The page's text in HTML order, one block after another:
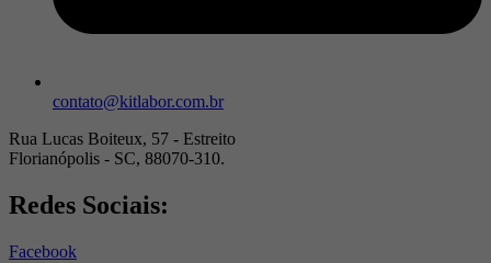
contato@kitlabor.com.br
Rua Lucas Boiteux, 57 - Estreito
Florianópolis - SC, 88070-310.
Redes Sociais:
Facebook